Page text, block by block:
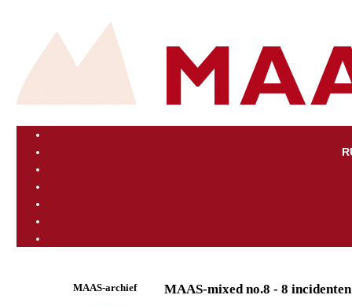
MAAS-archief MAAS-mixed no.8 - 8 incidenten